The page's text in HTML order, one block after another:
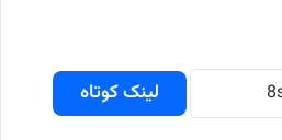
لینک کوتاه